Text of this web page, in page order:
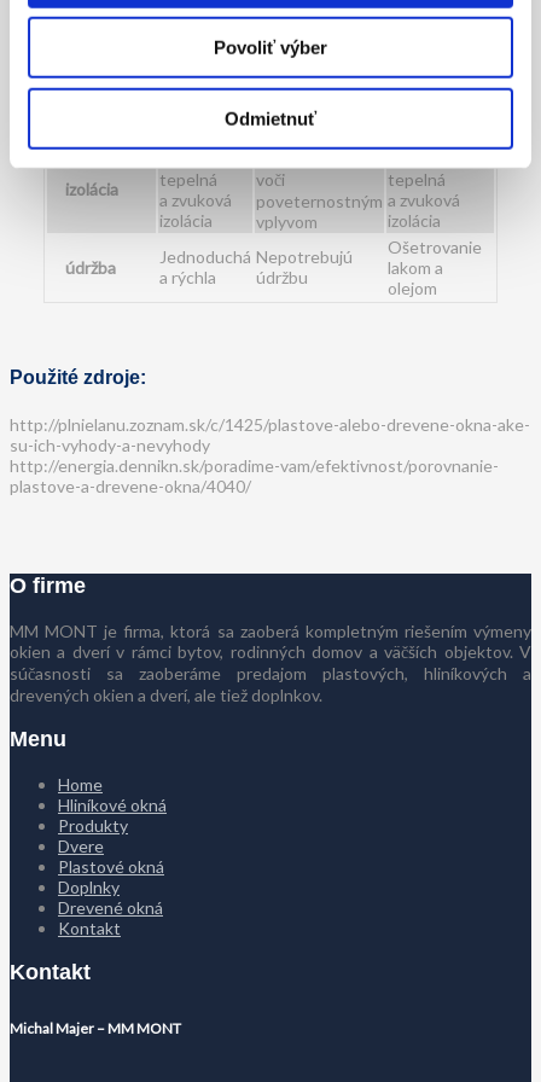
Povoliť výber
Odmietnuť
okná
ekologické
ekologické
50 rokov)
nízka hmotnosť
izolácia
tepelná
a zvuková
izolácia
voči
poveternostným
vplyvom
tepelná
a zvuková
izolácia
údržba
Jednoduchá
a rýchla
Nepotrebujú
údržbu
Ošetrovanie
lakom a
olejom
Použité zdroje:
http://plnielanu.zoznam.sk/c/1425/plastove-alebo-drevene-okna-ake-
su-ich-vyhody-a-nevyhody
http://energia.dennikn.sk/poradime-vam/efektivnost/porovnanie-
plastove-a-drevene-okna/4040/
O firme
MM MONT je firma, ktorá sa zaoberá kompletným riešením výmeny
okien a dverí v rámci bytov, rodinných domov a väčších objektov. V
súčasnosti sa zaoberáme predajom plastových, hliníkových a
drevených okien a dverí, ale tiež doplnkov.
Menu
Home
Hliníkové okná
Produkty
Dvere
Plastové okná
Doplnky
Drevené okná
Kontakt
Kontakt
Michal Majer – MM MONT